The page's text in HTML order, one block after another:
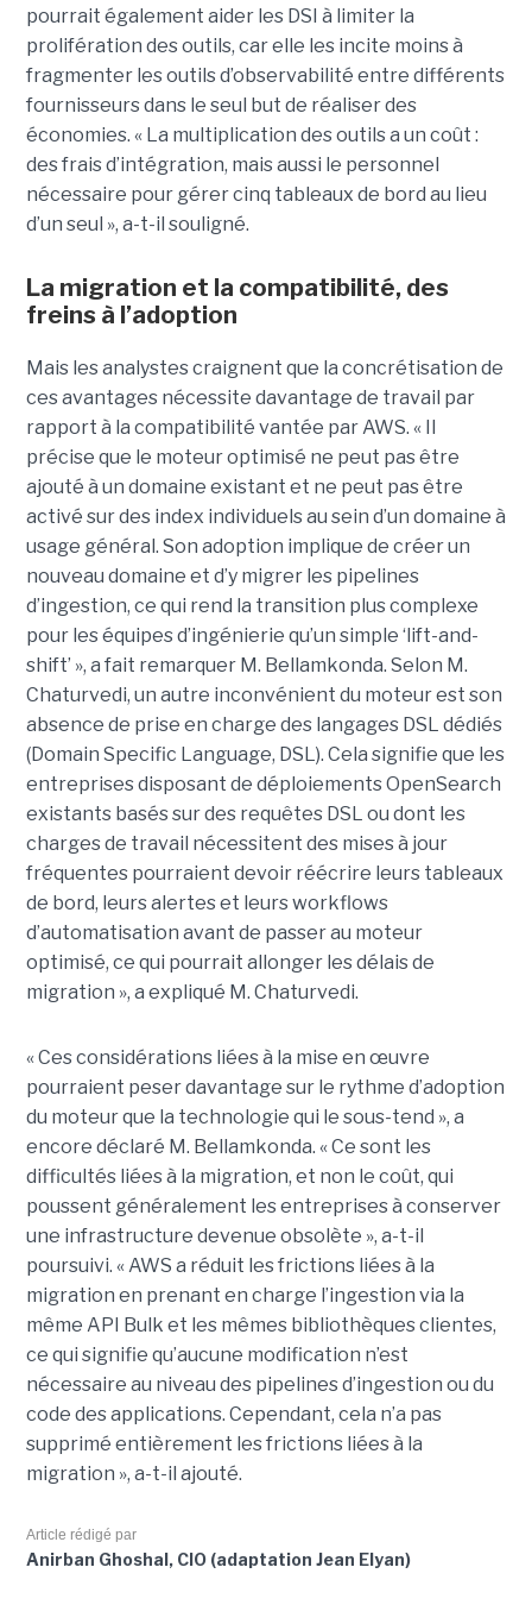
pourrait également aider les DSI à limiter la
prolifération des outils, car elle les incite moins à
fragmenter les outils d’observabilité entre différents
fournisseurs dans le seul but de réaliser des
économies. « La multiplication des outils a un coût :
des frais d’intégration, mais aussi le personnel
nécessaire pour gérer cinq tableaux de bord au lieu
d’un seul », a-t-il souligné.
La migration et la compatibilité, des
freins à l’adoption
Mais les analystes craignent que la concrétisation de
ces avantages nécessite davantage de travail par
rapport à la compatibilité vantée par AWS. « Il
précise que le moteur optimisé ne peut pas être
ajouté à un domaine existant et ne peut pas être
activé sur des index individuels au sein d’un domaine à
usage général. Son adoption implique de créer un
nouveau domaine et d’y migrer les pipelines
d’ingestion, ce qui rend la transition plus complexe
pour les équipes d’ingénierie qu’un simple ‘lift-and-
shift’ », a fait remarquer M. Bellamkonda. Selon M.
Chaturvedi, un autre inconvénient du moteur est son
absence de prise en charge des langages DSL dédiés
(Domain Specific Language, DSL). Cela signifie que les
entreprises disposant de déploiements OpenSearch
existants basés sur des requêtes DSL ou dont les
charges de travail nécessitent des mises à jour
fréquentes pourraient devoir réécrire leurs tableaux
de bord, leurs alertes et leurs workflows
d’automatisation avant de passer au moteur
optimisé, ce qui pourrait allonger les délais de
migration », a expliqué M. Chaturvedi.
« Ces considérations liées à la mise en œuvre
pourraient peser davantage sur le rythme d’adoption
du moteur que la technologie qui le sous-tend », a
encore déclaré M. Bellamkonda. « Ce sont les
difficultés liées à la migration, et non le coût, qui
poussent généralement les entreprises à conserver
une infrastructure devenue obsolète », a-t-il
poursuivi. « AWS a réduit les frictions liées à la
migration en prenant en charge l’ingestion via la
même API Bulk et les mêmes bibliothèques clientes,
ce qui signifie qu’aucune modification n’est
nécessaire au niveau des pipelines d’ingestion ou du
code des applications. Cependant, cela n’a pas
supprimé entièrement les frictions liées à la
migration », a-t-il ajouté.
Article rédigé par
Anirban Ghoshal, CIO (adaptation Jean Elyan)